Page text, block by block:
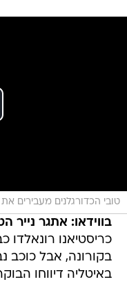
טובי הכדורגלנים מעבירים
בווידאו: אתגר נייר
כריסטיאנו רונאלדו
בקורונה, אבל כוכב